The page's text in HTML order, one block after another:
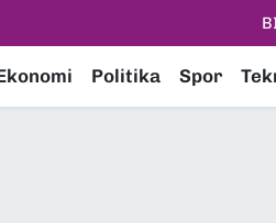
Politika Spor